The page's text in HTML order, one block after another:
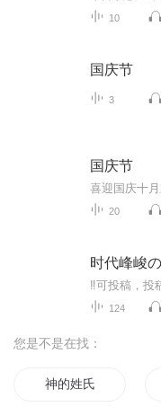
10
国庆节
3
国庆节
20
时代峰峻
124
您是不是在找：
神的姓氏